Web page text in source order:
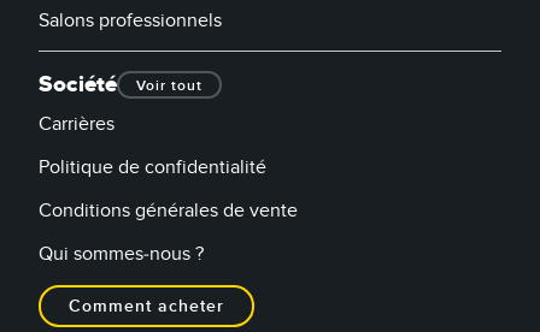
Salons professionnels
Société Voir tout
Carrières
Politique de confidentialité
Conditions générales de vente
Qui sommes-nous ?
Comment acheter